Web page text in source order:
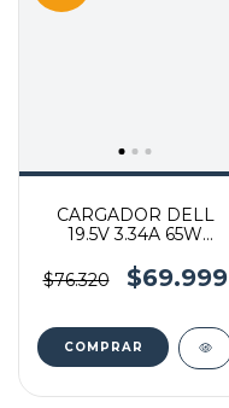
CARGADOR DELL
19.5V 3.34A 65W
$76.320
$69.999